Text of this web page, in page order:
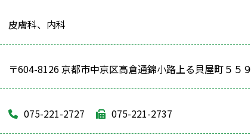
皮膚科、内科
〒604-8126 京都市中京区高倉通錦小路上る貝屋町５５９
075-221-2727 075-221-2737